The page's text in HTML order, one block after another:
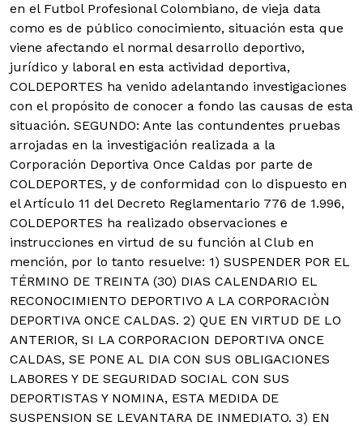
en el Futbol Profesional Colombiano, de vieja data
como es de público conocimiento, situación esta que
viene afectando el normal desarrollo deportivo,
jurídico y laboral en esta actividad deportiva,
COLDEPORTES ha venido adelantando investigaciones
con el propósito de conocer a fondo las causas de esta
situación. SEGUNDO: Ante las contundentes pruebas
arrojadas en la investigación realizada a la
Corporación Deportiva Once Caldas por parte de
COLDEPORTES, y de conformidad con lo dispuesto en
el Artículo 11 del Decreto Reglamentario 776 de 1.996,
COLDEPORTES ha realizado observaciones e
instrucciones en virtud de su función al Club en
mención, por lo tanto resuelve: 1) SUSPENDER POR EL
TÉRMINO DE TREINTA (30) DIAS CALENDARIO EL
RECONOCIMIENTO DEPORTIVO A LA CORPORACIÒN
DEPORTIVA ONCE CALDAS. 2) QUE EN VIRTUD DE LO
ANTERIOR, SI LA CORPORACION DEPORTIVA ONCE
CALDAS, SE PONE AL DIA CON SUS OBLIGACIONES
LABORES Y DE SEGURIDAD SOCIAL CON SUS
DEPORTISTAS Y NOMINA, ESTA MEDIDA DE
SUSPENSION SE LEVANTARA DE INMEDIATO. 3) EN